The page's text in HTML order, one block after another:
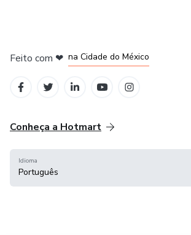
Feito com ❤ na Cidade do México
Conheça a Hotmart
Idioma
Português